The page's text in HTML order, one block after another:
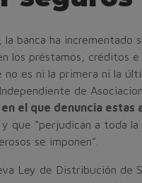
la banca ha incrementado
los préstamos, créditos
no es ni la primera ni la
de
el que denuncia estas
que “perjudican a toda
se imponen”.
Ley de Distribución de